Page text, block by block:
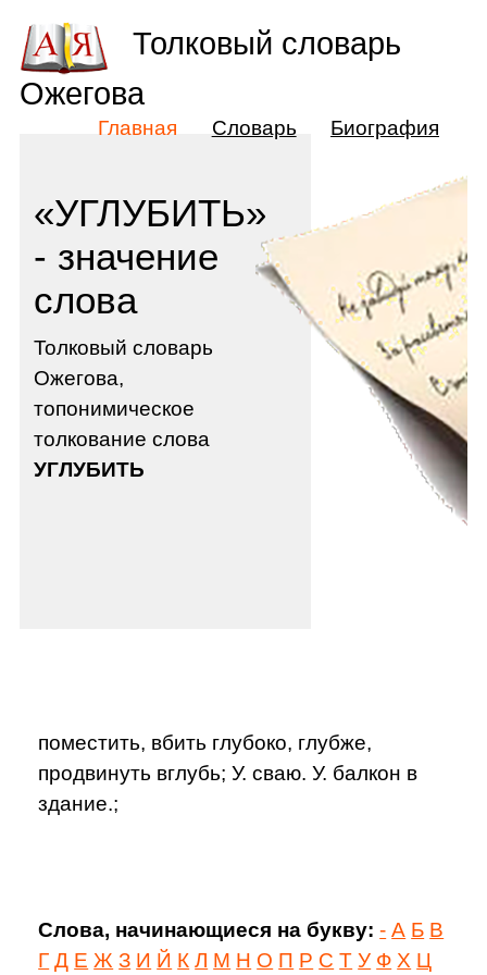
«УГЛУБИТЬ»
- значение
слова
Толковый словарь
Ожегова,
топонимическое
толкование слова
УГЛУБИТЬ
поместить, вбить глубоко, глубже,
продвинуть вглубь; У. сваю. У. балкон в
здание.;
Слова, начинающиеся на букву: - А Б В
Г Д Е Ж З И Й К Л М Н О П Р С Т У Ф Х Ц
Толковый словарь
Ожегова
Главная Словарь Биография